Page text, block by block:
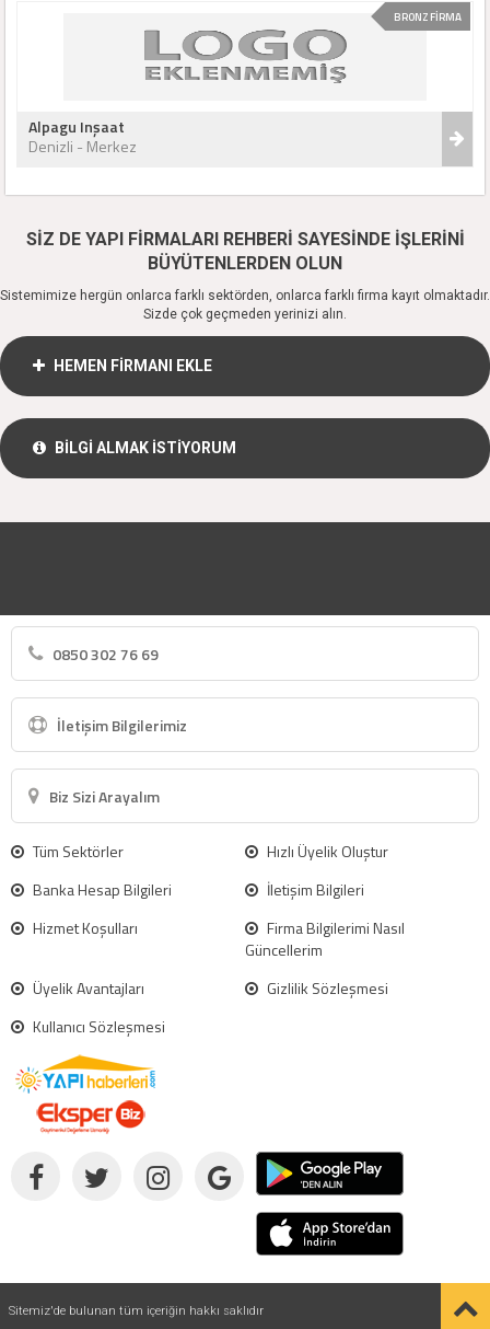
BRONZ FİRMA
Alpagu Inşaat
Denizli - Merkez
SİZ DE YAPI FİRMALARI REHBERİ SAYESİNDE İŞLERİNİ
BÜYÜTENLERDEN OLUN
Sistemimize hergün onlarca farklı sektörden, onlarca farklı firma kayıt olmaktadır.
Sizde çok geçmeden yerinizi alın.
HEMEN FİRMANI EKLE
BİLGİ ALMAK İSTİYORUM
0850 302 76 69
İletişim Bilgilerimiz
Biz Sizi Arayalım
Tüm Sektörler
Hızlı Üyelik Oluştur
Banka Hesap Bilgileri
İletişim Bilgileri
Hizmet Koşulları
Firma Bilgilerimi Nasıl
Güncellerim
Üyelik Avantajları
Gizlilik Sözleşmesi
Kullanıcı Sözleşmesi
Sitemiz'de bulunan tüm içeriğin hakkı saklıdır